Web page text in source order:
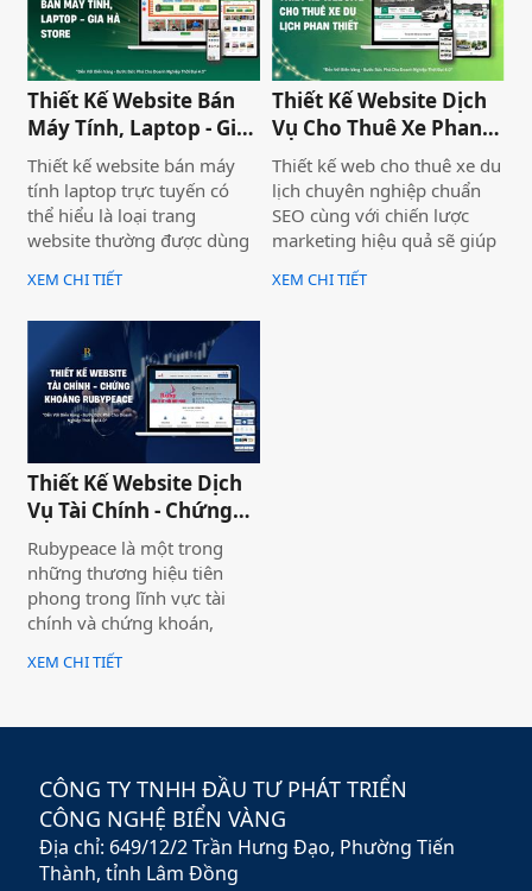
chính với giao diện hiện đại,
chuẩn SEO và đầy đủ chức
năng phục vụ doanh
nghiệp.
đến giải pháp tối ưu cho
Bình Thuận Land, giúp
doanh nghiệp tiếp cận
khách hàng nhanh chóng,
chuyên nghiệp và hiệu quả.
Thiết Kế Website Bán
Máy Tính, Laptop - Gia
Hà Store
Thiết kế website bán máy
tính laptop trực tuyến có
thể hiểu là loại trang
website thường được dùng
để trưng bày và bán các sản
phẩm laptop đa dạng về
thương hiệu, mẫu mã, màu
sắc. Một trang web bán
laptop trực tuyến có thể
cung cấp hình ảnh của một
thương hiệu hoặc nhiều
thương hiệu và nó giúp cho
khách hàng có cái nhìn chân
thực khách quan hơn, tiếp
cận nhiều thông tin hơn về
sản phẩm mà họ đang lựa
chọn
XEM CHI TIẾT
Thiết Kế Website Dịch
Vụ Cho Thuê Xe Phan
Thiết
Thiết kế web cho thuê xe du
lịch chuyên nghiệp chuẩn
SEO cùng với chiến lược
marketing hiệu quả sẽ giúp
doanh nghiệp của bạn gia
tăng doanh số bán hàng
XEM CHI TIẾT
Thiết Kế Website Dịch
Vụ Tài Chính - Chứng
Khoán Rubypeace
Rubypeace là một trong
những thương hiệu tiên
phong trong lĩnh vực tài
chính và chứng khoán,
mang đến cho khách hàng
giải pháp đầu tư hiệu quả,
sứ mệnh hỗ trợ nhà đầu tư
chính vững chắc,
Rubypeace không chỉ cung
cấp các sản phẩm đa dạng
mà còn mang đến các dịch
vụ tư vấn chuyên nghiệp,
XEM CHI TIẾT
CÔNG TY TNHH ĐẦU TƯ PHÁT TRIỂN
CÔNG NGHỆ BIỂN VÀNG
Địa chỉ: 649/12/2 Trần Hưng Đạo, Phường Tiến
Thành, tỉnh Lâm Đồng